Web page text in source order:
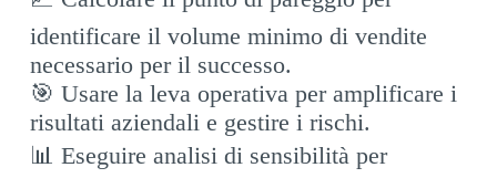
identificare il volume minimo di vendite
necessario per il successo.
🎯 Usare la leva operativa per amplificare i
risultati aziendali e gestire i rischi.
📊 Eseguire analisi di sensibilità per